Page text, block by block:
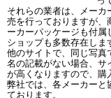
それらの業者は、メーカ
売を行っておりますが、
ーカーパッケージも付
ショップも多数存在しま
他のサイトで、同じ写真
名の記載がない場合、サ
が高くなりますので、購
弊社では、各メーカーと
ております。